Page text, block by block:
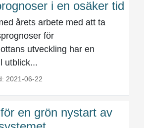
i en osäker tid
årets arbete med att ta
för
utveckling har en
utblick...
2021-06-22
en grön nystart av